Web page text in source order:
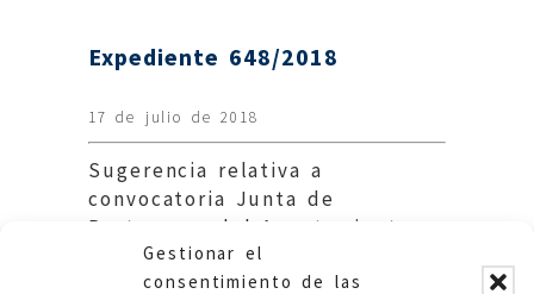
Gestionar el
consentimiento de las
Expediente 648/2018
17 de julio de 2018
Sugerencia relativa a
convocatoria Junta de
Portavoces del Ayuntamiento
de Zaragoza